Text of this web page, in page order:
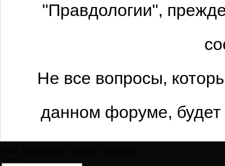
"Правдологии",
Не все вопросы,
данном форуме,